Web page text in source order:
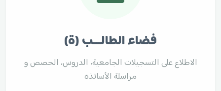
فضاء الطالـــب (ة)
الاطلاع على التسجيلات الجامعية، الدروس، الحصص و
مراسلة الأساتذة